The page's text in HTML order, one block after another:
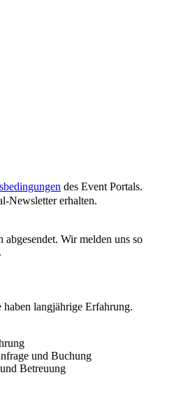
des Event Portals.
Newsletter erhalten.
Wir melden uns so
langjährige Erfahrung.
und Buchung
Betreuung